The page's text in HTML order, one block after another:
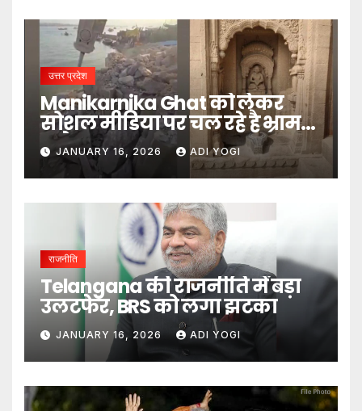
उत्तर प्रदेश
Manikarnika Ghat को लेकर
सोशल मीडिया पर चल रहे है भ्रामक
दावे- DM
JANUARY 16, 2026 ADI YOGI
राजनीति
Telangana की राजनीति में बड़ा
उलटफेर, BRS को लगा झटका
JANUARY 16, 2026 ADI YOGI